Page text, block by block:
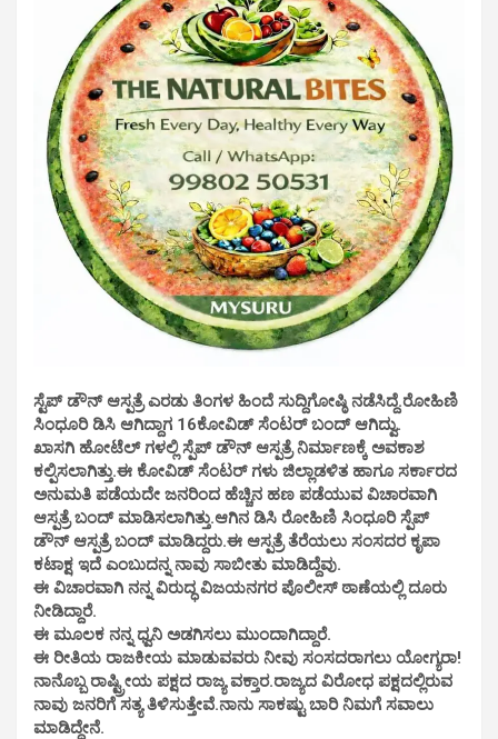
ಸ್ಟೆಪ್ ಡೌನ್ ಆಸ್ಪತ್ರೆ ಎರಡು ತಿಂಗಳ ಹಿಂದೆ ಸುದ್ದಿಗೋಷ್ಠಿ ನಡೆಸಿದ್ದೆ.ರೋಹಿಣಿ
ಸಿಂಧೂರಿ ಡಿಸಿ ಆಗಿದ್ದಾಗ 16ಕೋವಿಡ್ ಸೆಂಟರ್ ಬಂದ್ ಆಗಿದ್ವು.
ಖಾಸಗಿ ಹೋಟೆಲ್ ಗಳಲ್ಲಿ ಸ್ಪೆಪ್ ಡೌನ್ ಆಸ್ಪತ್ರೆ ನಿರ್ಮಾಣಕ್ಕೆ ಅವಕಾಶ
ಕಲ್ಪಿಸಲಾಗಿತ್ತು.ಈ ಕೋವಿಡ್ ಸೆಂಟರ್ ಗಳು ಜಿಲ್ಲಾಡಳಿತ ಹಾಗೂ ಸರ್ಕಾರದ
ಅನುಮತಿ ಪಡೆಯದೇ ಜನರಿಂದ ಹೆಚ್ಚಿನ ಹಣ ಪಡೆಯುವ ವಿಚಾರವಾಗಿ
ಆಸ್ಪತ್ರೆ ಬಂದ್ ಮಾಡಿಸಲಾಗಿತ್ತು.ಆಗಿನ ಡಿಸಿ ರೋಹಿಣಿ ಸಿಂಧೂರಿ ಸ್ಪೆಪ್
ಡೌನ್ ಆಸ್ಪತ್ರೆ ಬಂದ್ ಮಾಡಿದ್ದರು.ಈ ಆಸ್ಪತ್ರೆ ತೆರೆಯಲು ಸಂಸದರ ಕೃಪಾ
ಕಟಾಕ್ಷ ಇದೆ ಎಂಬುದನ್ನ ನಾವು ಸಾಬೀತು ಮಾಡಿದ್ದೆವು.
ಈ ವಿಚಾರವಾಗಿ ನನ್ನ ವಿರುದ್ಧ ವಿಜಯನಗರ ಪೊಲೀಸ್ ಠಾಣೆಯಲ್ಲಿ ದೂರು
ನೀಡಿದ್ದಾರೆ.
ಈ ಮೂಲಕ ನನ್ನ ಧ್ವನಿ ಅಡಗಿಸಲು ಮುಂದಾಗಿದ್ದಾರೆ.
ಈ ರೀತಿಯ ರಾಜಕೀಯ ಮಾಡುವವರು ನೀವು ಸಂಸದರಾಗಲು ಯೋಗ್ಯರಾ!
ನಾನೊಬ್ಬ ರಾಷ್ಟ್ರೀಯ ಪಕ್ಷದ ರಾಜ್ಯ ವಕ್ತಾರ.ರಾಜ್ಯದ ವಿರೋಧ ಪಕ್ಷದಲ್ಲಿರುವ
ನಾವು ಜನರಿಗೆ ಸತ್ಯ ತಿಳಿಸುತ್ತೇವೆ.ನಾನು ಸಾಕಷ್ಟು ಬಾರಿ ನಿಮಗೆ ಸವಾಲು
ಮಾಡಿದ್ದೇನೆ.